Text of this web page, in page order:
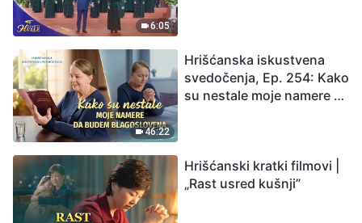
6:05
46:22
Hrišćanska iskustvena
svedočenja, Ep. 254: Kako
su nestale moje namere da
Hrišćanski kratki filmovi |
„Rast usred kušnji”